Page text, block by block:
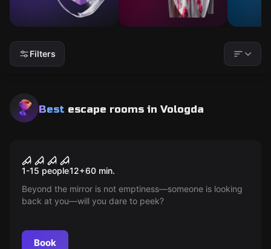
Filters
Best escape rooms in Vologda
Popular
Astral
1-15 people12+60 min.
Beyond the mirror is not emptiness—someone is looking
back at you—will you dare to peek?
Book